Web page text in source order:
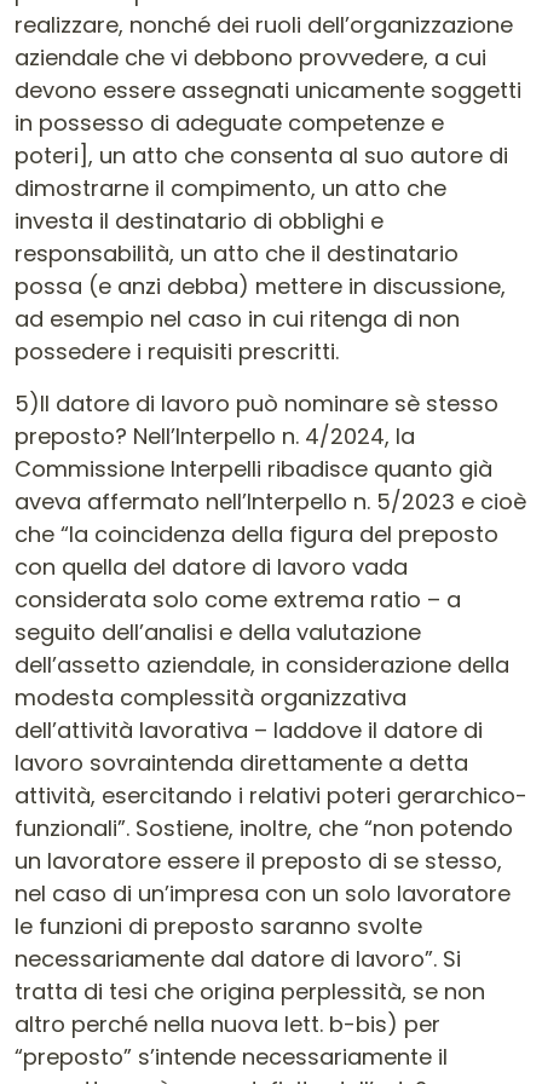
realizzare, nonché dei ruoli dell’organizzazione
aziendale che vi debbono provvedere, a cui
devono essere assegnati unicamente soggetti
in possesso di adeguate competenze e
poteri], un atto che consenta al suo autore di
dimostrarne il compimento, un atto che
investa il destinatario di obblighi e
responsabilità, un atto che il destinatario
possa (e anzi debba) mettere in discussione,
ad esempio nel caso in cui ritenga di non
possedere i requisiti prescritti.
5)Il datore di lavoro può nominare sè stesso
preposto? Nell’Interpello n. 4/2024, la
Commissione Interpelli ribadisce quanto già
aveva affermato nell’Interpello n. 5/2023 e cioè
che “la coincidenza della figura del preposto
con quella del datore di lavoro vada
considerata solo come extrema ratio – a
seguito dell’analisi e della valutazione
dell’assetto aziendale, in considerazione della
modesta complessità organizzativa
dell’attività lavorativa – laddove il datore di
lavoro sovraintenda direttamente a detta
attività, esercitando i relativi poteri gerarchico-
funzionali”. Sostiene, inoltre, che “non potendo
un lavoratore essere il preposto di se stesso,
nel caso di un’impresa con un solo lavoratore
le funzioni di preposto saranno svolte
necessariamente dal datore di lavoro”. Si
tratta di tesi che origina perplessità, se non
altro perché nella nuova lett. b-bis) per
“preposto” s’intende necessariamente il